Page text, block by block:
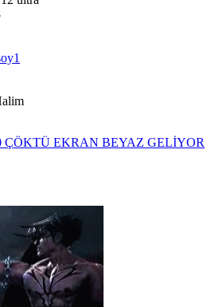
ÇÖKTÜ EKRAN BEYAZ GELİYOR